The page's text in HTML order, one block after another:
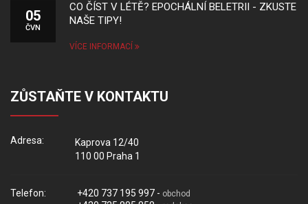
05
ČVN
CO ČÍST V LÉTĚ? EPOCHÁLNÍ BELETRII - ZKUSTE
NAŠE TIPY!
VÍCE INFORMACÍ
ZŮSTAŇTE V KONTAKTU
Adresa:
Kaprova 12/40
110 00 Praha 1
Telefon: +420 737 195 997 - obchod